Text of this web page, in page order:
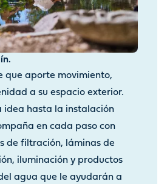
que aporte movimiento,
a su espacio exterior.
idea hasta la instalación
en cada paso con
de filtración, láminas de
iluminación y productos
agua que le ayudarán a